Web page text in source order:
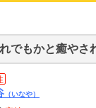
でもかと癒やさ
（いなや）